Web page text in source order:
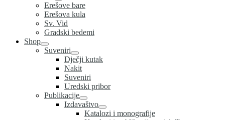
Erešove bare
Erešova kula
Sv. Vid
Gradski bedemi
Shop
Suveniri
Dječji kutak
Nakit
Suveniri
Uredski pribor
Publikacije
Izdavaštvo
Katalozi i monografije